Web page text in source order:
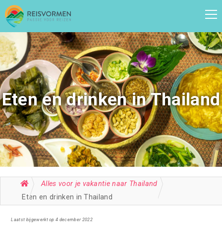
Eten en drinken in Thailand
Alles voor je vakantie naar Thailand
Eten en drinken in Thailand
Laatst bijgewerkt op 4 december 2022